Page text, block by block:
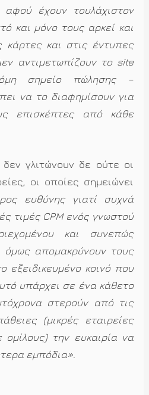
αφού έχουν τουλάχιστον
και μόνο τους αρκεί και
κάρτες και στις έντυπες
αντιμετωπίζουν το site
σημείο πώλησης –
να το διαφημίσουν για
επισκέπτες από κάθε
γλιτώνουν δε ούτε οι
οι οποίες σημειώνει
ευθύνης γιατί συχνά
τιμές CPM ενός γνωστού
και συνεπώς
όμως απομακρύνουν τους
εξειδικευμένο κοινό που
υπάρχει σε ένα κάθετο
στερούν από τις
(μικρές εταιρείες
την ευκαιρία να
εμπόδια».